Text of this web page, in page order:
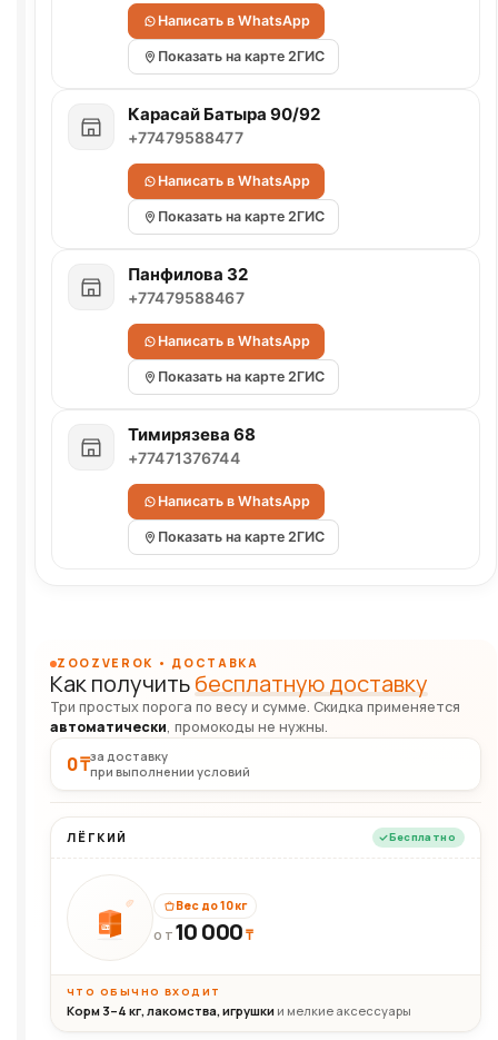
Написать в WhatsApp
Показать на карте 2ГИС
Карасай Батыра 90/92
+77479588477
Написать в WhatsApp
Показать на карте 2ГИС
Панфилова 32
+77479588467
Написать в WhatsApp
Показать на карте 2ГИС
Тимирязева 68
+77471376744
Написать в WhatsApp
Показать на карте 2ГИС
ZOOZVEROK • ДОСТАВКА
Как получитьбесплатную доставку
Три простых порога по весу и сумме. Скидка применяется
автоматически, промокоды не нужны.
0 ₸за доставку
при выполнении условий
ЛЁГКИЙ Бесплатно
10кг
Вес до 10 кг
ОТ 10 000₸
ЧТО ОБЫЧНО ВХОДИТ
Корм 3–4 кг, лакомства, игрушки и мелкие аксессуары